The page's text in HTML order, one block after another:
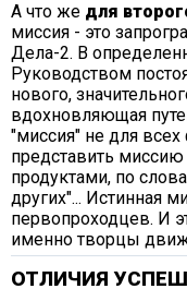
А что же для
миссия - это
Дела-2. В
Руководством
нового,
вдохновляющая
"миссия" не для
представить
продуктами, по
других"... Истинная
первопроходцев. И
именно творцы
ОТЛИЧИЯ